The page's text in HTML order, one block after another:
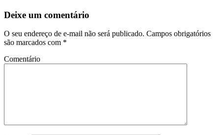
Deixe um comentário
O seu endereço de e-mail não será publicado. Campos obrigatórios
são marcados com *
Comentário